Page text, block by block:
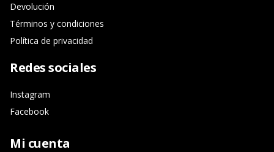
Devolución
Términos y condiciones
Política de privacidad
Redes sociales
Instagram
Facebook
Mi cuenta